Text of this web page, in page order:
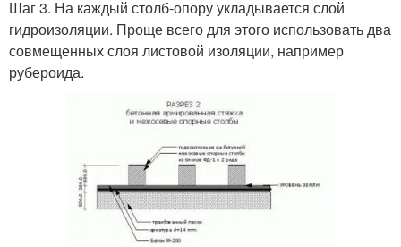
Шаг 3. На каждый столб-опору укладывается слой
гидроизоляции. Проще всего для этого использовать два
совмещенных слоя листовой изоляции, например
рубероида.